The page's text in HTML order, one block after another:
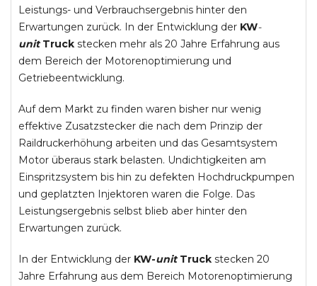
Leistungs- und Verbrauchsergebnis hinter den
Erwartungen zurück. In der Entwicklung der KW-
unit Truck stecken mehr als 20 Jahre Erfahrung aus
dem Bereich der Motorenoptimierung und
Getriebeentwicklung.
Auf dem Markt zu finden waren bisher nur wenig
effektive Zusatzstecker die nach dem Prinzip der
Raildruckerhöhung arbeiten und das Gesamtsystem
Motor überaus stark belasten. Undichtigkeiten am
Einspritzsystem bis hin zu defekten Hochdruckpumpen
und geplatzten Injektoren waren die Folge. Das
Leistungsergebnis selbst blieb aber hinter den
Erwartungen zurück.
In der Entwicklung der KW-unitTruck stecken 20
Jahre Erfahrung aus dem Bereich Motorenoptimierung